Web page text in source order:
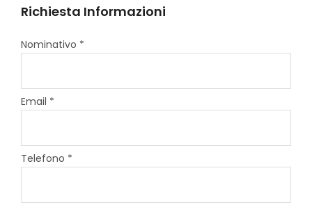
Richiesta Informazioni
Nominativo *
Email *
Telefono *